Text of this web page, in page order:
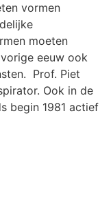
vormen
moeten
eeuw ook
Prof. Piet
Ook in de
begin 1981 actief